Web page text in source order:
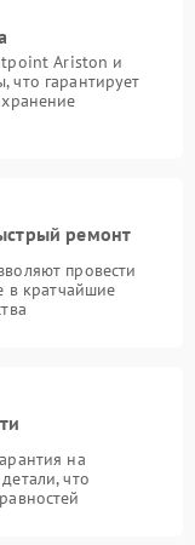
Ariston и
гарантирует
ремонт
провести
в кратчайшие
на
что